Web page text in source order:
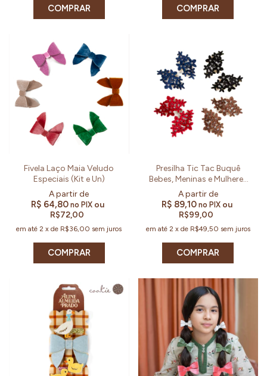
COMPRAR COMPRAR
Fivela Laço Maia Veludo
Especiais (Kit e Un)
R$ 64,80 no PIX ou
R$72,00
em até2 xde R$36,00 sem juros
COMPRAR
Presilha Tic Tac Buquê
Bebes, Meninas e Mulheres
(Kit e Par)
R$ 89,10no PIX ou
R$99,00
em até 2 x de R$49,50 sem juros
COMPRAR